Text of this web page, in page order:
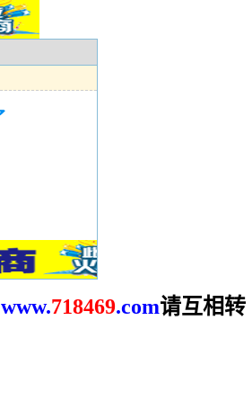
www.718469.com请互相转